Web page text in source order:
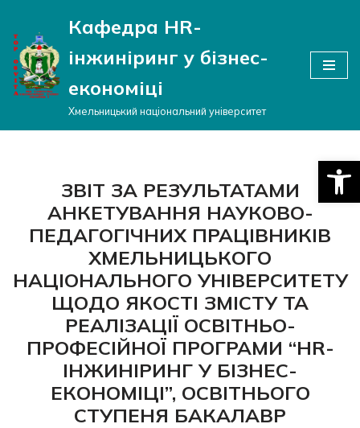
Перейти
до
вмісту
Кафедра HR-
інжиніринг у бізнес-
економіці
Хмельницький національний університет
ЗВІТ ЗА РЕЗУЛЬТАТАМИ
АНКЕТУВАННЯ НАУКОВО-
ПЕДАГОГІЧНИХ ПРАЦІВНИКІВ
ХМЕЛЬНИЦЬКОГО
НАЦІОНАЛЬНОГО УНІВЕРСИТЕТУ
ЩОДО ЯКОСТІ ЗМІСТУ ТА
РЕАЛІЗАЦІЇ ОСВІТНЬО-
ПРОФЕСІЙНОЇ ПРОГРАМИ “HR-
ІНЖИНІРИНГ У БІЗНЕС-
ЕКОНОМІЦІ”, ОСВІТНЬОГО
СТУПЕНЯ БАКАЛАВР